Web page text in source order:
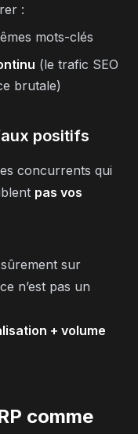
:
mots-clés
(le trafic SEO
brutale)
positifs
concurrents qui
pas vos
sur
n’est pas un
+ volume
comme